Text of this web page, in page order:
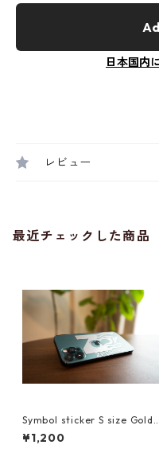
日本国内
レビュー
最近チェックした商品
Symbol sticker S size Gold/S
ilver
¥1,200